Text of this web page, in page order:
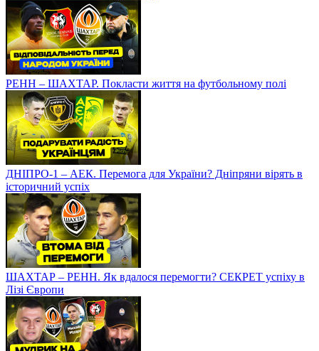
РЕНН – ШАХТАР. Покласти життя на футбольному полі
ДНІПРО-1 – АЕК. Перемога для України? Дніпряни вірять в
історичний успіх
ШАХТАР – РЕНН. Як вдалося перемогти? СЕКРЕТ успіху в
Лізі Європи